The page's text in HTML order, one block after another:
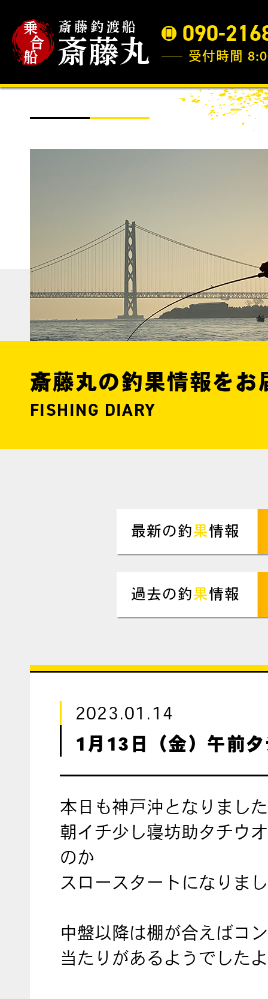
090-
受付時間
斎藤丸の釣果情報をお
FISHING DIARY
2023.01.14
1月13日（金）午前
本日も神戸沖となりまし
朝イチ少し寝坊助タチウ
のか
スロースタートになりま
中盤以降は棚が合えばコ
当たりがあるようでした